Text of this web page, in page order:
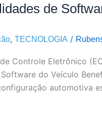
de
, TECNOLOGIA /
Controle Eletrônico
do Veículo
automotiva